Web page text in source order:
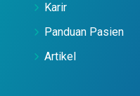
Karir
Panduan Pasien
Artikel